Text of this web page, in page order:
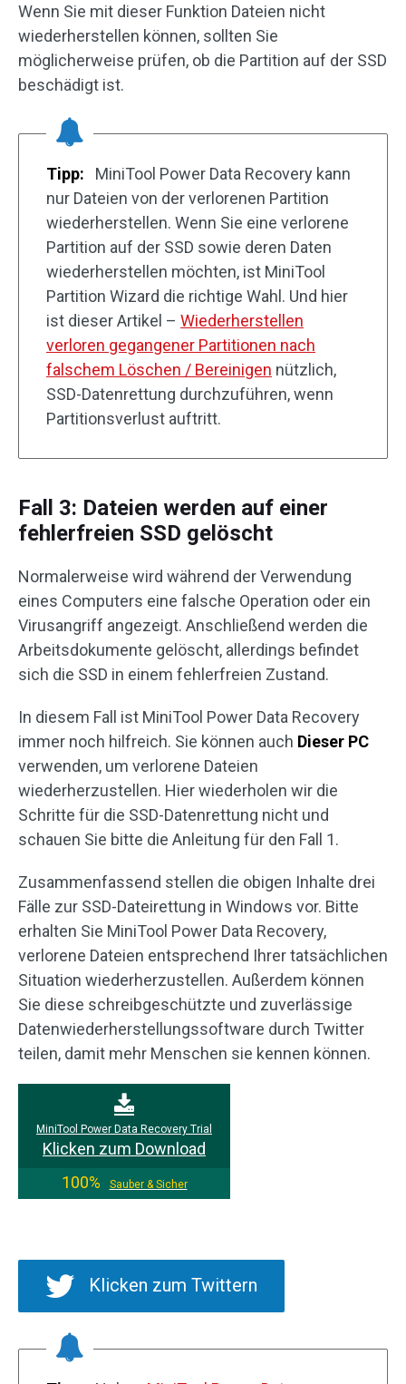
Wenn Sie mit dieser Funktion Dateien nicht
wiederherstellen können, sollten Sie
möglicherweise prüfen, ob die Partition auf der SSD
beschädigt ist.
Tipp:
MiniTool Power Data Recovery kann
nur Dateien von der verlorenen Partition
wiederherstellen. Wenn Sie eine verlorene
Partition auf der SSD sowie deren Daten
wiederherstellen möchten, ist MiniTool
Partition Wizard die richtige Wahl. Und hier
ist dieser Artikel – Wiederherstellen
verloren gegangener Partitionen nach
falschem Löschen / Bereinigen nützlich,
SSD-Datenrettung durchzuführen, wenn
Partitionsverlust auftritt.
Fall 3: Dateien werden auf einer
fehlerfreien SSD gelöscht
Normalerweise wird während der Verwendung
eines Computers eine falsche Operation oder ein
Virusangriff angezeigt. Anschließend werden die
Arbeitsdokumente gelöscht, allerdings befindet
sich die SSD in einem fehlerfreien Zustand.
In diesem Fall ist MiniTool Power Data Recovery
immer noch hilfreich. Sie können auch Dieser PC
verwenden, um verlorene Dateien
wiederherzustellen. Hier wiederholen wir die
Schritte für die SSD-Datenrettung nicht und
schauen Sie bitte die Anleitung für den Fall 1.
Zusammenfassend stellen die obigen Inhalte drei
Fälle zur SSD-Dateirettung in Windows vor. Bitte
erhalten Sie MiniTool Power Data Recovery,
verlorene Dateien entsprechend Ihrer tatsächlichen
Situation wiederherzustellen. Außerdem können
Sie diese schreibgeschützte und zuverlässige
Datenwiederherstellungssoftware durch Twitter
teilen, damit mehr Menschen sie kennen können.
MiniTool Power Data Recovery Trial
Klicken zum Download
100%
Sauber & Sicher
Klicken zum Twittern